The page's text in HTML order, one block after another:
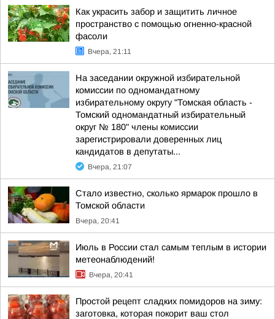
Как украсить забор и защитить личное
пространство с помощью огненно-красной
фасоли
Вчера, 21:11
На заседании окружной избирательной
комиссии по одномандатному
избирательному округу "Томская область -
Томский одномандатный избирательный
округ № 180" члены комиссии
зарегистрировали доверенных лиц
кандидатов в депутаты...
Вчера, 21:07
Стало известно, сколько ярмарок прошло в
Томской области
Вчера, 20:41
Июль в России стал самым теплым в истории
метеонаблюдений!
Вчера, 20:41
Простой рецепт сладких помидоров на зиму:
заготовка, которая покорит ваш стол